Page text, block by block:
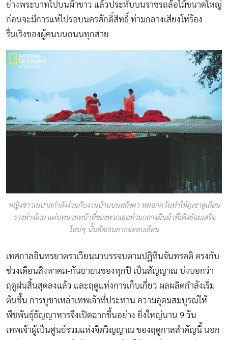
ย่างพระบาทไปบนผ้าขาว แล้วประทับบนราชรถล้อไม้ขนาดใหญ่
ก่อนจะมีการแห่ไปรอบนครศักดิ์สิทธิ์ ท่ามกลางเสียงโห่ร้อง
รื่นเริงของผู้คนบนถนนทุกสาย
หญิงชาวเนปาลกำลังง่วนกับงานบ้านบนหลังคา หมอกควันทำให้ภูเขาดูเลือน
รางห่างไกล แต่บทบาทหน้าที่ของพวกเธอท่ามกลางผืนผ้าที่เพิ่งย้อมเสร็จ
ใหม่ๆ นั้นชัดเจนยากจะลบเลือน
เทศกาลอินทรยาตราเวียนมาบรรจบตามปฏิทินจันทรคติ ตรงกับ
ช่วงเดือนสิงหาคม-กันยายนของทุกปี เป็นสัญญาณ บ่งบอกว่า
ฤดูฝนสิ้นสุดลงแล้ว และฤดูแห่งการเก็บเกี่ยว ผลผลิตกำลังเริ่ม
ต้นขึ้น การบูชาเหล่าเทพเจ้าที่ประทาน ความอุดมสมบูรณ์ให้
พืชพันธุ์ธัญญาหารจึงเปิดฉากขึ้นอย่าง ยิ่งใหญ่นาน 9 วัน
เทพเจ้าผู้เป็นศูนย์รวมแห่งจิตวิญญาณ ของฤดูกาลสำคัญนี้ นอก